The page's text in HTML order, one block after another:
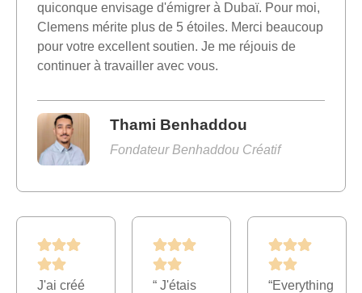
quiconque envisage d'émigrer à Dubaï. Pour moi,
Clemens mérite plus de 5 étoiles. Merci beaucoup
pour votre excellent soutien. Je me réjouis de
continuer à travailler avec vous.
Thami Benhaddou
Fondateur Benhaddou Créatif
J'ai créé
“ J'étais
“Everything